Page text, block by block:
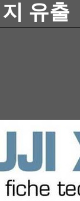
유출